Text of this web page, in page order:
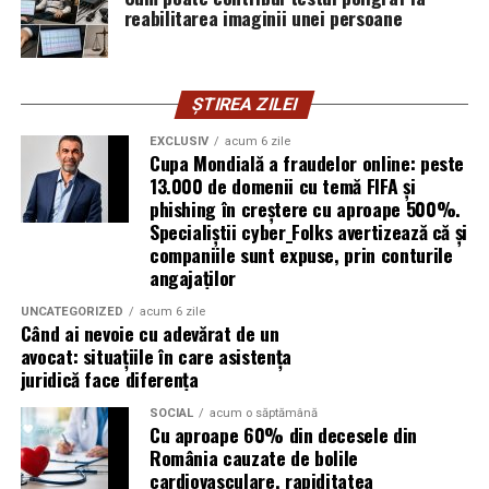
explică Horațiu Șimon, Chief Technology Officer
cyber_Folks România.
informările din ultima lună amenințările asociate
turneului, de la fraude online și furtul datelor până la
operațiuni de dezinformare.
Avertismentele publice s-au concentrat în principal
asupra fanilor și infrastructurii orașelor gazdă, însă
specialiștii atrag atenția că firmele pot fi afectate
inclusiv atunci când nu au nicio legătură directă cu
industria sportului, turismului sau vânzarea de bilete.
Atacurile sunt mai eficiente în contextul
evenimentelor globale
Campaniile de phishing asociate evenimentelor
importante profită de interesul public ridicat, de
reabilitarea imaginii unei persoane
ȘTIREA ZILEI
EXCLUSIV acum 6 zile
Cupa Mondială a fraudelor online: peste
13.000 de domenii cu temă FIFA și
phishing în creștere cu aproape 500%.
Specialiștii cyber_Folks avertizează că și
companiile sunt expuse, prin conturile
angajaților
UNCATEGORIZED acum 6 zile
Când ai nevoie cu adevărat de un
avocat: situațiile în care asistența
juridică face diferența
SOCIAL acum o săptămână
Cu aproape 60% din decesele din
România cauzate de bolile
cardiovasculare, rapiditatea